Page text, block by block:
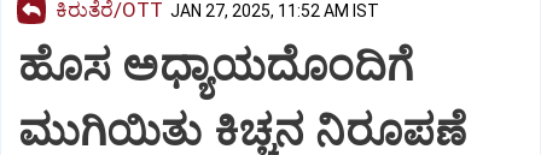
ಕಿರುತೆರೆ/OTT JAN 27, 2025, 11:52 AM IST
ಹೊಸ ಅಧ್ಯಾಯದೊಂದಿಗೆ
ಮುಗಿಯಿತು ಕಿಚ್ಚನ ನಿರೂಪಣೆ